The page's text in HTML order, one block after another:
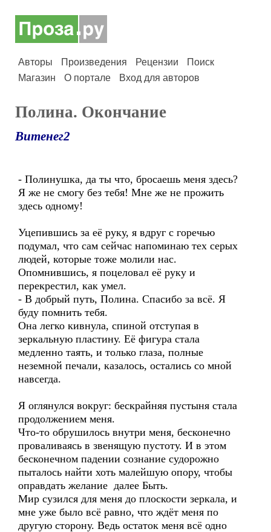
Авторы Произведения Рецензии
Поиск
Магазин
О портале Вход для авторов
Полина. Окончание
Витенег2
- Полинушка, да ты что, бросаешь меня здесь?
Я же не смогу без тебя! Мне же не прожить
здесь одному!
Уцепившись за её руку, я вдруг с горечью
подумал, что сам сейчас напоминаю тех серых
людей, которые тоже молили нас.
Опомнившись, я поцеловал её руку и
перекрестил, как умел.
- В добрый путь, Полина. Спасибо за всё. Я
буду помнить тебя.
Она легко кивнула, спиной отступая в
зеркальную пластину. Её фигура стала
медленно таять, и только глаза, полные
неземной печали, казалось, остались со мной
навсегда.
Я оглянулся вокруг: бескрайняя пустыня стала
продолжением меня.
Что-то обрушилось внутри меня, бесконечно
проваливаясь в звенящую пустоту. И в этом
бесконечном падении сознание судорожно
пыталось найти хоть малейшую опору, чтобы
оправдать желание далее Быть.
Мир сузился для меня до плоскости зеркала, и
мне уже было всё равно, что ждёт меня по
другую сторону. Ведь остаток меня всё одно